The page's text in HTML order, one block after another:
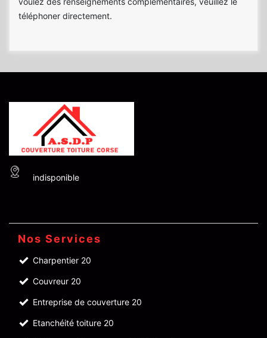
téléphoner directement.
indisponible
Nos Services
Charpentier 20
Couvreur 20
Entreprise de couverture 20
Etanchéité toiture 20